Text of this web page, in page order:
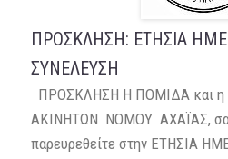
ΠΡΟΣΚΛΗΣΗ: ΕΤΗΣΙΑ
ΣΥΝΕΛΕΥΣΗ
ΠΡΟΣΚΛΗΣΗ Η ΠΟΜΙΔΑ και
ΑΚΙΝΗΤΩΝ ΝΟΜΟΥ ΑΧΑΪΑΣ,
παρευρεθείτε στην ΕΤΗΣΙΑ